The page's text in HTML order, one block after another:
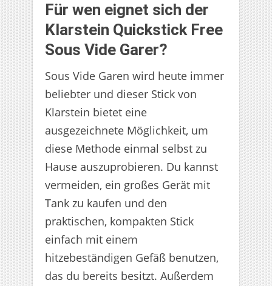
Für wen eignet sich der
Klarstein Quickstick Free
Sous Vide Garer?
Sous Vide Garen wird heute immer
beliebter und dieser Stick von
Klarstein bietet eine
ausgezeichnete Möglichkeit, um
diese Methode einmal selbst zu
Hause auszuprobieren. Du kannst
vermeiden, ein großes Gerät mit
Tank zu kaufen und den
praktischen, kompakten Stick
einfach mit einem
hitzebeständigen Gefäß benutzen,
das du bereits besitzt. Außerdem